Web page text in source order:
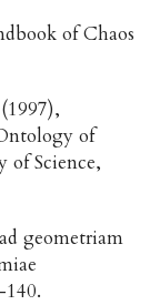
of Chaos
of
of Science,
geometriam